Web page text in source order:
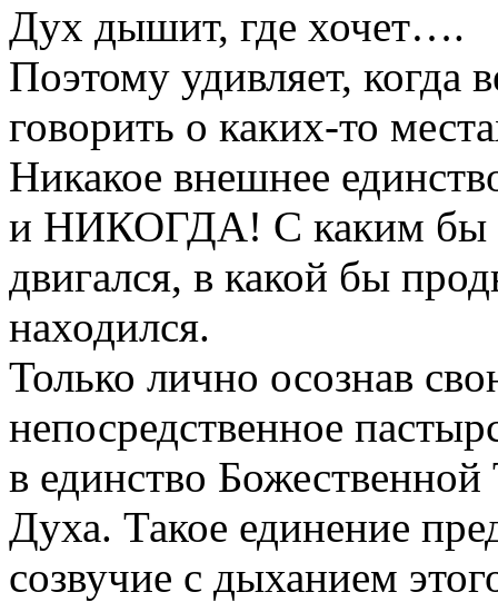
Дух дышит, где хочет….
Поэтому удивляет,
говорить о каких-то
Никакое внешнее
и НИКОГДА! С каким бы
двигался, в какой бы
находился.
Только лично осознав
непосредственное
в единство
Духа. Такое единение
созвучие с дыханием